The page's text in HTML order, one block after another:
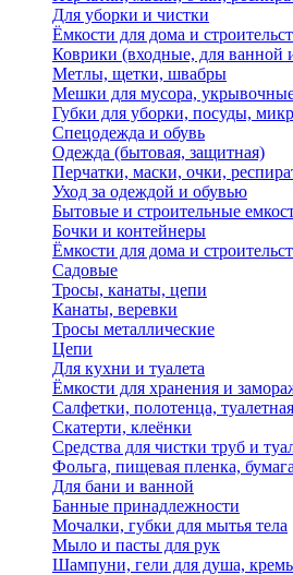
Для уборки и чистки
Ёмкости для дома и
Коврики (входные, для ванной
Метлы, щетки, швабры
Мешки для мусора,
Губки для уборки, посуды,
Спецодежда и обувь
Одежда (бытовая, защитная)
Перчатки, маски, очки,
Уход за одеждой и обувью
Бытовые и строительные
Бочки и контейнеры
Ёмкости для дома и
Садовые
Тросы, канаты, цепи
Канаты, веревки
Тросы металлические
Цепи
Для кухни и туалета
Ёмкости для хранения и
Салфетки, полотенца,
Скатерти, клеёнки
Средства для чистки труб и
Фольга, пищевая пленка,
Для бани и ванной
Банные принадлежности
Мочалки, губки для мытья тела
Мыло и пасты для рук
Шампуни, гели для душа,